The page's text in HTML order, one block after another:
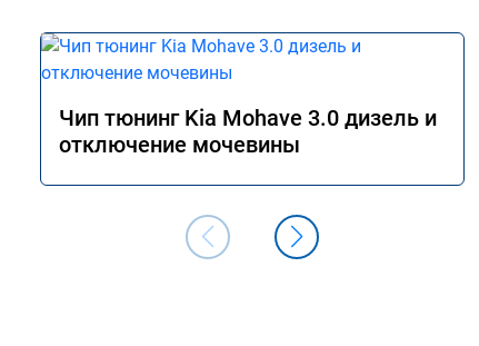
Чип тюнинг Kia Mohave 3.0 дизель и
отключение мочевины